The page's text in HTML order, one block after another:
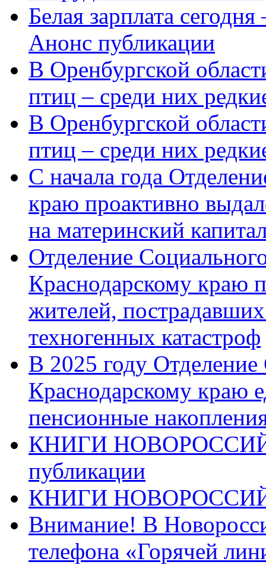
Белая зарплата
Анонс публикации
В Оренбургской
птиц – среди них
В Оренбургской
птиц – среди них
С начала года
краю проактивно
на материнский
Отделение
Краснодарскому краю
жителей,
техногенных катастроф
В 2025 году
Краснодарскому краю
пенсионные
КНИГИ
публикации
КНИГИ
Внимание! В
телефона «Горячей